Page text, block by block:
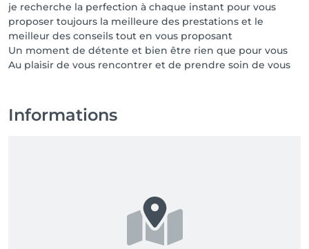
je recherche la perfection à chaque instant pour vous
proposer toujours la meilleure des prestations et le
meilleur des conseils tout en vous proposant
Un moment de détente et bien être rien que pour vous
Informations